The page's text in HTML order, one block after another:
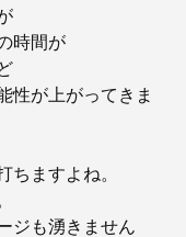
時間が
性が上がってきま
ちますよね。
ジも湧きません